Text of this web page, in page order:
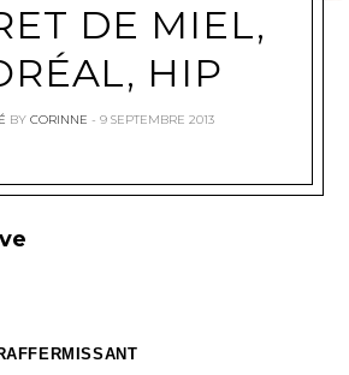
DE MIEL,
HIP
BY CORINNE 9 SEPTEMBRE 2013